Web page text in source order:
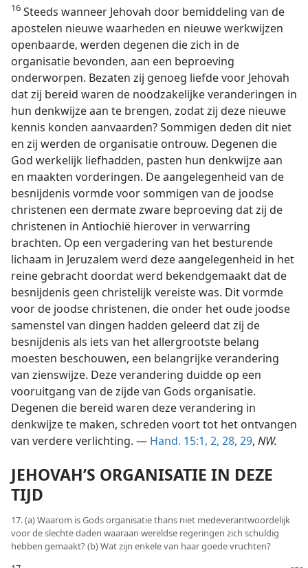
16 Steeds wanneer Jehovah door bemiddeling van de
apostelen nieuwe waarheden en nieuwe werkwijzen
openbaarde, werden degenen die zich in de
organisatie bevonden, aan een beproeving
onderworpen. Bezaten zij genoeg liefde voor Jehovah
dat zij bereid waren de noodzakelijke veranderingen in
hun denkwijze aan te brengen, zodat zij deze nieuwe
kennis konden aanvaarden? Sommigen deden dit niet
en zij werden de organisatie ontrouw. Degenen die
God werkelijk liefhadden, pasten hun denkwijze aan
en maakten vorderingen. De aangelegenheid van de
besnijdenis vormde voor sommigen van de joodse
christenen een dermate zware beproeving dat zij de
christenen in Antiochië hierover in verwarring
brachten. Op een vergadering van het besturende
lichaam in Jeruzalem werd deze aangelegenheid in het
reine gebracht doordat werd bekendgemaakt dat de
besnijdenis geen christelijk vereiste was. Dit vormde
voor de joodse christenen, die onder het oude joodse
samenstel van dingen hadden geleerd dat zij de
besnijdenis als iets van het allergrootste belang
moesten beschouwen, een belangrijke verandering
van zienswijze. Deze verandering duidde op een
vooruitgang van de zijde van Gods organisatie.
Degenen die bereid waren deze verandering in
denkwijze te maken, schreden voort tot het ontvangen
van verdere verlichting. — Hand. 15:1, 2, 28, 29, NW.
JEHOVAH’S ORGANISATIE IN DEZE
TIJD
17. (a) Waarom is Gods organisatie thans niet medeverantwoordelijk
voor de slechte daden waaraan wereldse regeringen zich schuldig
hebben gemaakt? (b) Wat zijn enkele van haar goede vruchten?